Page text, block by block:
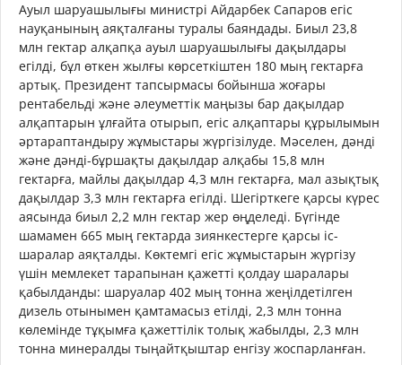
Ауыл шаруашылығы министрі Айдарбек Сапаров егіс
науқанының аяқталғаны туралы баяндады. Биыл 23,8
млн гектар алқапқа ауыл шаруашылығы дақылдары
егілді, бұл өткен жылғы көрсеткіштен 180 мың гектарға
артық. Президент тапсырмасы бойынша жоғары
рентабельді және әлеуметтік маңызы бар дақылдар
алқаптарын ұлғайта отырып, егіс алқаптары құрылымын
әртараптандыру жұмыстары жүргізілуде. Мәселен, дәнді
және дәнді-бұршақты дақылдар алқабы 15,8 млн
гектарға, майлы дақылдар 4,3 млн гектарға, мал азықтық
дақылдар 3,3 млн гектарға егілді. Шегірткеге қарсы күрес
аясында биыл 2,2 млн гектар жер өңделеді. Бүгінде
шамамен 665 мың гектарда зиянкестерге қарсы іс-
шаралар аяқталды. Көктемгі егіс жұмыстарын жүргізу
үшін мемлекет тарапынан қажетті қолдау шаралары
қабылданды: шаруалар 402 мың тонна жеңілдетілген
дизель отынымен қамтамасыз етілді, 2,3 млн тонна
көлемінде тұқымға қажеттілік толық жабылды, 2,3 млн
тонна минералды тыңайтқыштар енгізу жоспарланған.